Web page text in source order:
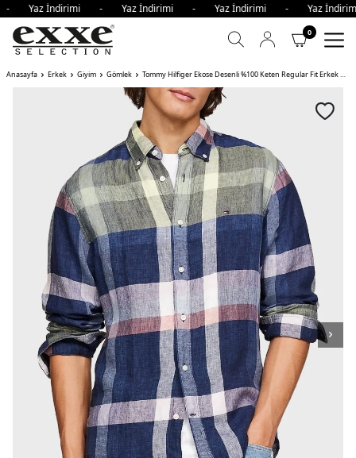
Yaz İndirimi - Yaz İndirimi - Yaz İndirimi - Yaz
0
Anasayfa Erkek Giyim Gömlek Tommy Hilfiger Ekose Desenli %100 Keten Regular Fit Erkek Gömlek